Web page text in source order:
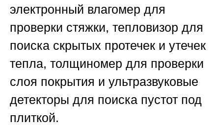
электронный влагомер для
проверки стяжки, тепловизор для
поиска скрытых протечек и утечек
тепла, толщиномер для проверки
слоя покрытия и ультразвуковые
детекторы для поиска пустот под
плиткой.